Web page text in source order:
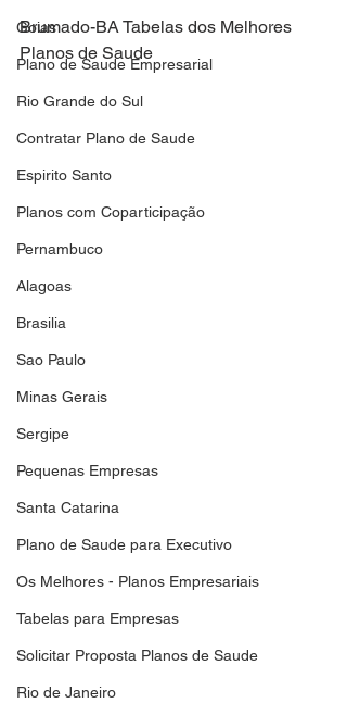
Goias
Plano de Saude Empresarial
Rio Grande do Sul
Contratar Plano de Saude
Espirito Santo
Planos com Coparticipação
Pernambuco
Alagoas
Brasilia
Sao Paulo
Minas Gerais
Sergipe
Pequenas Empresas
Santa Catarina
Plano de Saude para Executivo
Os Melhores - Planos Empresariais
Tabelas para Empresas
Solicitar Proposta Planos de Saude
Rio de Janeiro
Brumado-BA Tabelas dos Melhores
Planos de Saude